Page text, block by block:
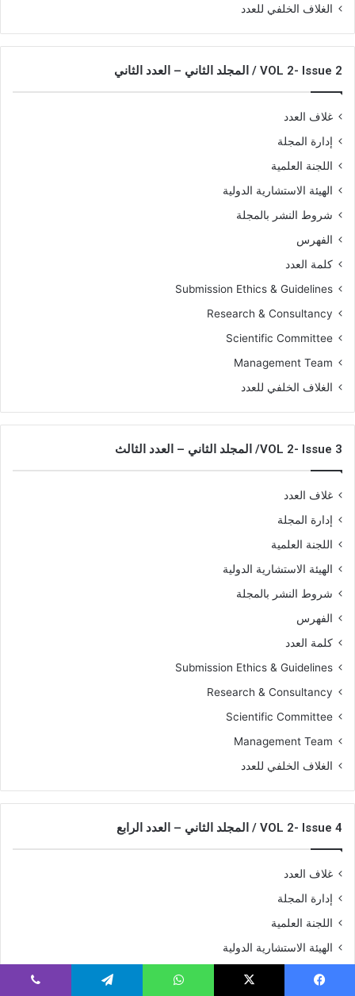
الغلاف الخلفي للعدد
VOL 2- Issue 2 / المجلد الثاني – العدد الثاني
غلاف العدد
إدارة المجلة
اللجنة العلمية
الهيئة الاستشارية الدولية
شروط النشر بالمجلة
الفهرس
كلمة العدد
Submission Ethics & Guidelines
Research & Consultancy
Scientific Committee
Management Team
الغلاف الخلفي للعدد
VOL 2- Issue 3/ المجلد الثاني – العدد الثالث
غلاف العدد
إدارة المجلة
اللجنة العلمية
الهيئة الاستشارية الدولية
شروط النشر بالمجلة
الفهرس
كلمة العدد
Submission Ethics & Guidelines
Research & Consultancy
Scientific Committee
Management Team
الغلاف الخلفي للعدد
VOL 2- Issue 4 / المجلد الثاني – العدد الرابع
غلاف العدد
إدارة المجلة
اللجنة العلمية
الهيئة الاستشارية الدولية
شروط النشر بالمجلة